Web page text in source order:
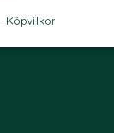
- Köpvillkor